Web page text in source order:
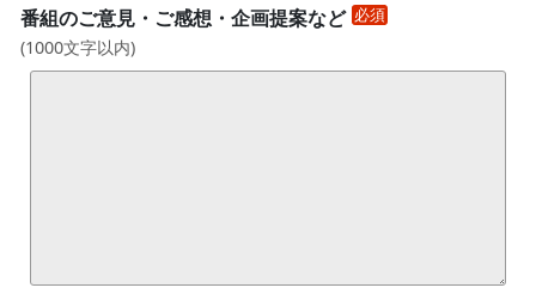
番組のご意見・ご感想・企画提案など 必須
(1000文字以内)